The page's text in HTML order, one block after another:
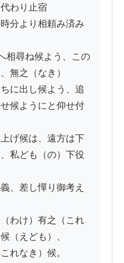
わり止宿
分より相頼み済み
尋ね候よう、この
無之（なき）
出し候よう、追
候ようにと仰せ付
げ候は、遠方は下
私ども（の）下役
差し憚り御考え
わけ）有之（これ
（えども）、
なき）候。